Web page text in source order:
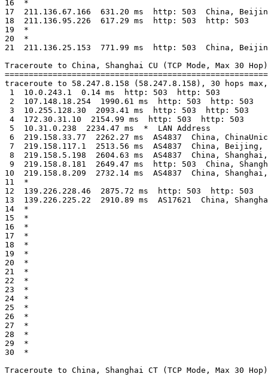
16  *
17  211.136.67.166  631.20 ms  http: 503  China,
18  211.136.95.226  617.29 ms  http: 503  http: 503
19  *
20  *
21  211.136.25.153  771.99 ms  http: 503  China,
Traceroute to China, Shanghai CU (TCP Mode, Max 30 Hop)
traceroute to 58.247.8.158 (58.247.8.158), 30 hops
1  10.0.243.1  0.14 ms  http: 503  http: 503
2  107.148.18.254  1990.61 ms  http: 503  http: 503
3  10.255.128.30  2093.41 ms  http: 503  http: 503
4  172.30.31.10  2154.99 ms  http: 503  http: 503
5  10.31.0.238  2234.47 ms  *  LAN Address
6  219.158.33.77  2262.27 ms  AS4837  China,
7  219.158.117.1  2513.56 ms  AS4837  China, Beijing,
8  219.158.5.198  2604.63 ms  AS4837  China, Shanghai,
9  219.158.8.181  2649.47 ms  http: 503  China,
10  219.158.8.209  2732.14 ms  AS4837  China, Shanghai,
11  *
12  139.226.228.46  2875.72 ms  http: 503  http: 503
13  139.226.225.22  2910.89 ms  AS17621  China,
14  *
15  *
16  *
17  *
18  *
19  *
20  *
21  *
22  *
23  *
24  *
25  *
26  *
27  *
28  *
29  *
30  *
Traceroute to China, Shanghai CT (TCP Mode, Max 30 Hop)